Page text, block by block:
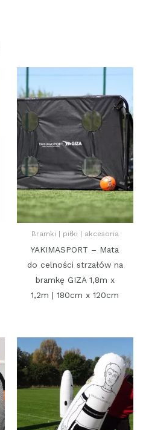
Bramki | piłki | akcesoria
YAKIMASPORT – Mata
do celności strzałów na
bramkę GIZA 1,8m x
1,2m | 180cm x 120cm